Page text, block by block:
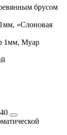
брусом
«Слоновая
1мм, Муар